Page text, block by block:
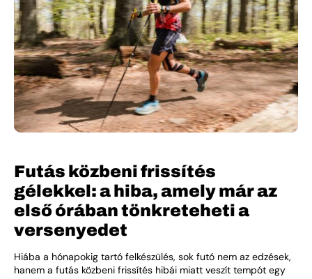
Futás közbeni frissítés
gélekkel: a hiba, amely már az
első órában tönkreteheti a
versenyedet
Hiába a hónapokig tartó felkészülés, sok futó nem az edzések,
hanem a futás közbeni frissítés hibái miatt veszít tempót egy